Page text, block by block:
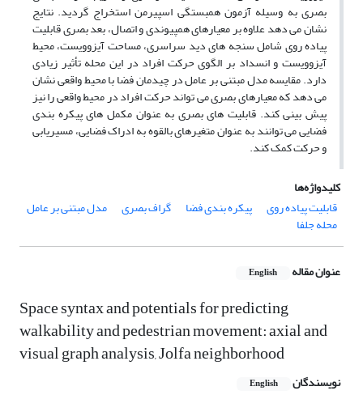
بصری به وسیله آزمون همبستگی اسپیرمن استخراج گردید. نتایج
نشان می دهد علاوه بر معیارهای همپیوندی و اتصال، بعد بصری قابلیت
پیاده روی شامل سنجه های دید سراسری، مساحت آیزوویست، محیط
آیزوویست و انسداد بر الگوی حرکت افراد در این محله تأثیر زیادی
دارد. مقایسه مدل مبتنی بر عامل در چیدمان فضا با محیط واقعی نشان
می دهد که معیارهای بصری می تواند حرکت افراد در محیط واقعی را نیز
پیش بینی کند. قابلیت های بصری به عنوان مکمل های پیکره بندی
فضایی می توانند به عنوان متغیرهای بالقوه به ادراک فضایی، مسیریابی
و حرکت کمک کند.
کلیدواژه‌ها
قابلیت پیاده روی
پیکره بندی فضا گراف بصری مدل مبتنی بر عامل
محله جلفا
عنوان مقاله English
Space syntax and potentials for predicting
walkability and pedestrian movement: axial and
visual graph analysis, Jolfa neighborhood
نویسندگان English